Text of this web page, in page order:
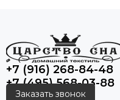
+7 (916) 268-84-48
+7 (495) 568-03-88
Заказать звонок